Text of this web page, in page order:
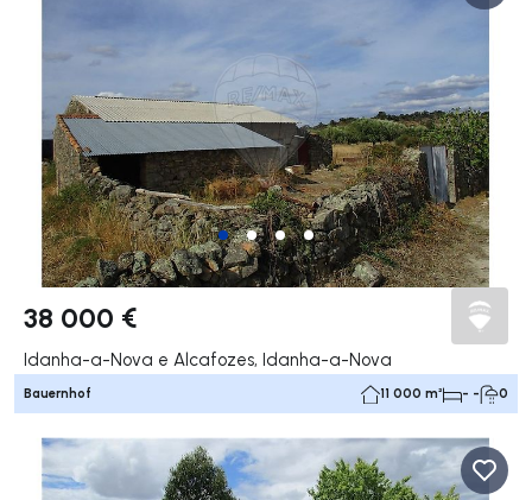
38 000 €
Idanha-a-Nova e Alcafozes, Idanha-a-Nova
Bauernhof 11 000 m² - - 0